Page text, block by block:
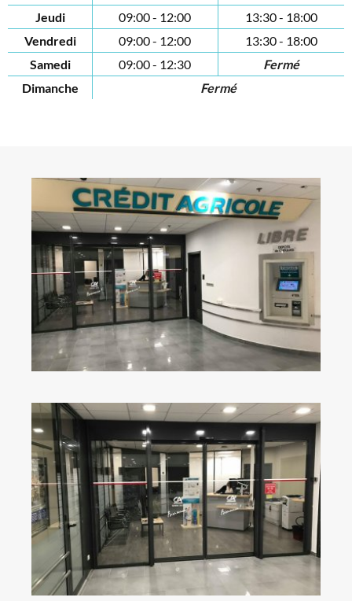
Jeudi
09:00 - 12:00
13:30 - 18:00
Vendredi
09:00 - 12:00
13:30 - 18:00
Samedi
09:00 - 12:30
Fermé
Dimanche
Fermé